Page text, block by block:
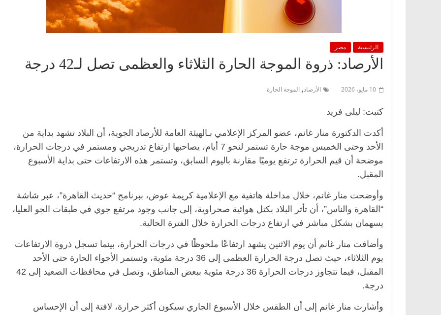
الرئيسية مصر
الأرصاد: ذروة الموجة الحارة الثلاثاء والعظمى تصل لـ42 درجة
10 مايو، 2026 الأرصاد, الموجة الحارة
كتبت: ليلى فريد
أكدت الدكتورة منار غانم، عضو المركز الإعلامي بـالهيئة العامة للأرصاد الجوية، أن البلاد تشهد بداية من
الأحد وحتى الخميس موجة حارة تستمر لنحو 7 أيام، يصاحبها ارتفاع تدريجي ومستمر في درجات الحرارة،
موضحة أن قيم الحرارة ترتفع يوميًا مقارنة باليوم السابق، وتستمر هذه الارتفاعات حتى بداية الأسبوع
المقبل.
وأوضحت منار غانم، خلال مداخلة هاتفية مع الإعلامية كريمة عوض، ببرنامج “حديث القاهرة”، عبر شاشة
“القاهرة والناس”، أن تأثر البلاد بكتل هوائية صحراوية، إلى جانب وجود مرتفع جوي في طبقات الجو العليا،
يسهمان بشكل مباشر في ارتفاع درجات الحرارة خلال الفترة الحالية.
وأضافت منار غانم أن يوم الاثنين يشهد ارتفاعًا ملحوظًا في درجات الحرارة، بينما تسجل ذروة الارتفاعات
يوم الثلاثاء، حيث تصل درجة الحرارة العظمى إلى 36 درجة مئوية، وتستمر الأجواء الحارة حتى الأحد
المقبل، فيما تتجاوز درجات الحرارة 36 درجة مئوية ببعض المناطق، وتصل في محافظات الصعيد إلى 42
درجة.
وأشارت منار غانم إلى أن الطقس خلال الأسبوع الجاري سيكون أكثر حرارة، لافتة إلى أن الإحساس